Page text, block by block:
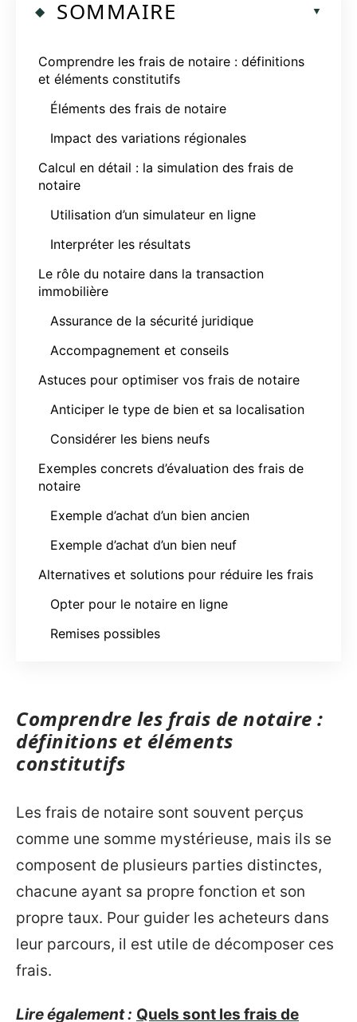
SOMMAIRE
Comprendre les frais de notaire : définitions
et éléments constitutifs
Éléments des frais de notaire
Impact des variations régionales
Calcul en détail : la simulation des frais de
notaire
Utilisation d’un simulateur en ligne
Interpréter les résultats
Le rôle du notaire dans la transaction
immobilière
Assurance de la sécurité juridique
Accompagnement et conseils
Astuces pour optimiser vos frais de notaire
Anticiper le type de bien et sa localisation
Considérer les biens neufs
Exemples concrets d’évaluation des frais de
notaire
Exemple d’achat d’un bien ancien
Exemple d’achat d’un bien neuf
Alternatives et solutions pour réduire les frais
Opter pour le notaire en ligne
Remises possibles
Comprendre les frais de notaire :
définitions et éléments
constitutifs
Les frais de notaire sont souvent perçus
comme une somme mystérieuse, mais ils se
composent de plusieurs parties distinctes,
chacune ayant sa propre fonction et son
propre taux. Pour guider les acheteurs dans
leur parcours, il est utile de décomposer ces
frais.
Lire également : Quels sont les frais de